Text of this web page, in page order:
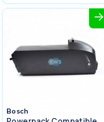
Bosch